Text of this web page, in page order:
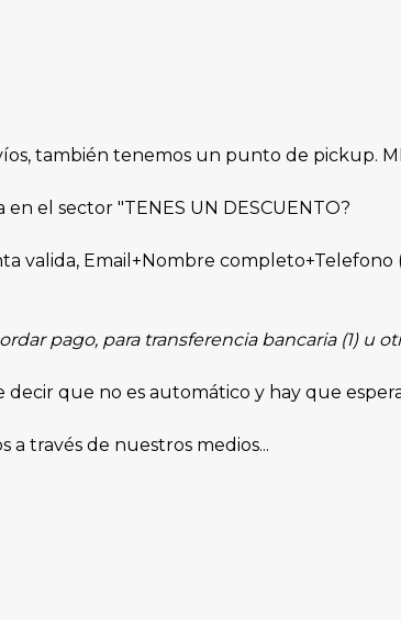
también tenemos un punto de pickup.
el sector "TENES UN DESCUENTO?
valida, Email+Nombre completo+Telefono
pago, para transferencia bancaria (1) u
que no es automático y hay que
través de nuestros medios...